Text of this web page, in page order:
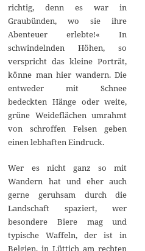
richtig, denn es war in
Graubünden, wo sie ihre
Abenteuer erlebte!« In
schwindelnden Höhen, so
verspricht das kleine Porträt,
könne man hier wandern. Die
entweder mit Schnee
bedeckten Hänge oder weite,
grüne Weideflächen umrahmt
von schroffen Felsen geben
einen lebhaften Eindruck.
Wer es nicht ganz so mit
Wandern hat und eher auch
gerne geruhsam durch die
Landschaft spaziert, wer
besondere Biere mag und
typische Waffeln, der ist in
Belgien, in Lüttich am rechten